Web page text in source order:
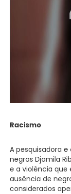
Racismo
A pesquisadora
negras Djamila
e a violência que
ausência de
considerados